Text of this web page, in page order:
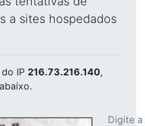
a sites hospedados
do IP 216.73.216.140,
Digite